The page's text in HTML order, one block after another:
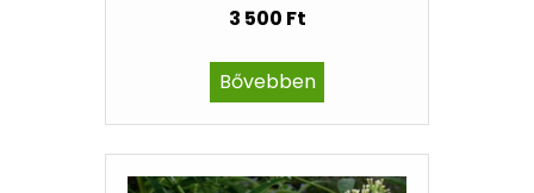
3 500 Ft
Bővebben